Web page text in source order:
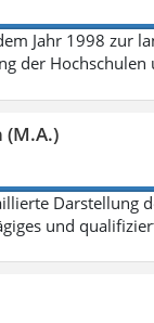
Jahr 1998 zur
der
Darstellung
und